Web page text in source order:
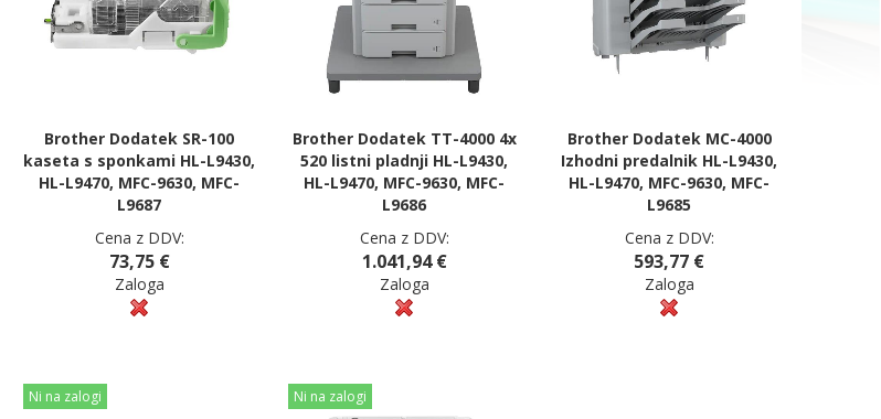
Brother Dodatek SR-100
kaseta s sponkami HL-L9430,
HL-L9470, MFC-9630, MFC-
L9687
Cena z DDV:
73,75 €
Zaloga
Brother Dodatek TT-4000 4x
520 listni pladnji HL-L9430,
HL-L9470, MFC-9630, MFC-
L9686
Cena z DDV:
1.041,94 €
Zaloga
Brother Dodatek MC-4000
Izhodni predalnik HL-L9430,
HL-L9470, MFC-9630, MFC-
L9685
Cena z DDV:
593,77 €
Zaloga
Ni na zalogi Ni na zalogi